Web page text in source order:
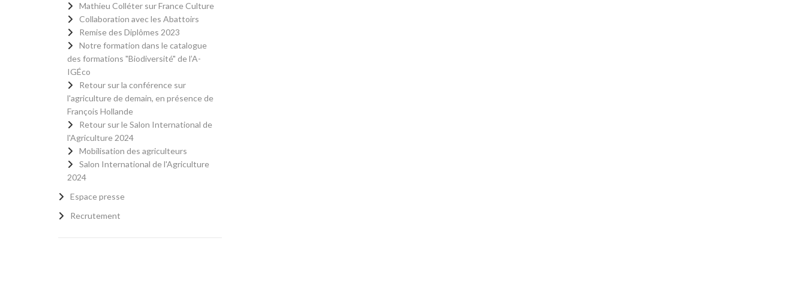
Mathieu Colléter sur France Culture
Collaboration avec les Abattoirs
Remise des Diplômes 2023
Notre formation dans le catalogue
des formations "Biodiversité" de l’A-
IGÉco
Retour sur la conférence sur
l'agriculture de demain, en présence de
François Hollande
Retour sur le Salon International de
l'Agriculture 2024
Mobilisation des agriculteurs
Salon International de l'Agriculture
2024
Espace presse
Recrutement